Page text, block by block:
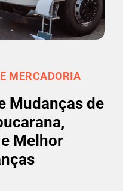
MERCADORIA
Mudanças de
Melhor